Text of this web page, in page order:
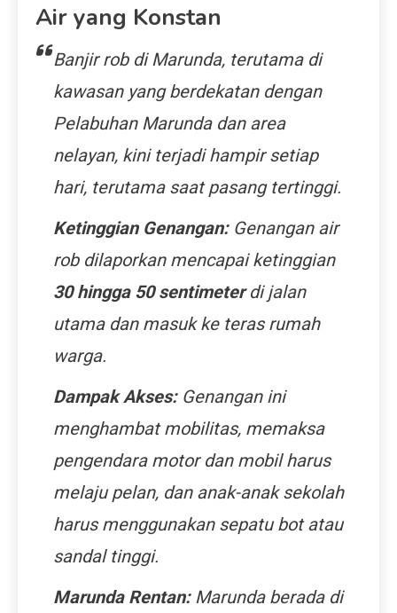
Air yang Konstan
Banjir rob di Marunda, terutama di
kawasan yang berdekatan dengan
Pelabuhan Marunda dan area
nelayan, kini terjadi hampir setiap
hari, terutama saat pasang tertinggi.
Ketinggian Genangan:Genangan air
rob dilaporkan mencapai ketinggian
30 hingga 50 sentimeterdi jalan
utama dan masuk ke teras rumah
warga.
Dampak Akses:Genangan ini
menghambat mobilitas, memaksa
pengendara motor dan mobil harus
melaju pelan, dan anak-anak sekolah
harus menggunakan sepatu bot atau
sandal tinggi.
Marunda Rentan:Marunda berada di